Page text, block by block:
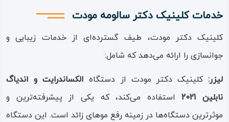
خدمات کلینیک دکتر سالومه مودت
کلینیک دکتر مودت، طیف گسترده‌ای از خدمات زیبایی و
جوانسازی را ارائه می‌دهد که شامل:
لیزر:کلینیک دکتر مودت از دستگاه الکساندرایت و اندیاگ
نابلین 2021
استفاده می‌کند، که یکی از پیشرفته‌ترین و
موثرترین دستگاه‌ها در زمینه رفع موهای زائد است. این دستگاه